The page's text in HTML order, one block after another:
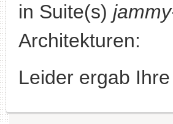
in Suite(s)
Architekturen:
Leider ergab